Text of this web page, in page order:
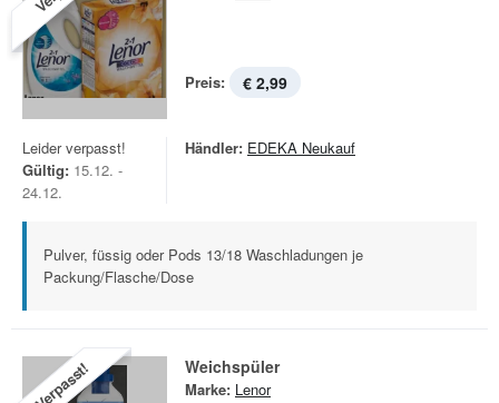
Preis: € 2,99
Leider verpasst!
Gültig: 15.12. -
24.12.
Händler: EDEKA Neukauf
Pulver, füssig oder Pods 13/18 Waschladungen je
Packung/Flasche/Dose
Verpasst! Weichspüler
Marke: Lenor